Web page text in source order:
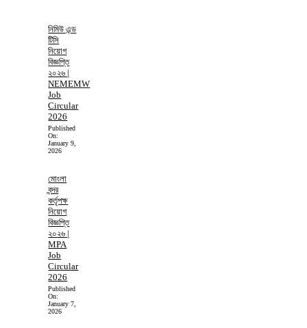
নিমিউ এন্ড
টিসি
নিয়োগ
বিজ্ঞপ্তি
২০২৬ |
NEMEMW
Job
Circular
2026
Published
On:
January 9,
2026
মোংলা
বন্দর
কর্তৃপক্ষ
নিয়োগ
বিজ্ঞপ্তি
২০২৬ |
MPA
Job
Circular
2026
Published
On:
January 7,
2026